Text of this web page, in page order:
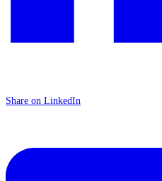
Share on LinkedIn